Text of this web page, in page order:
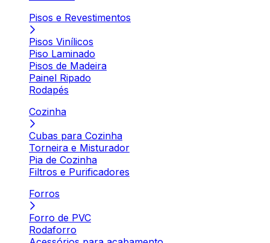
Pisos e Revestimentos
Pisos Vinílicos
Piso Laminado
Pisos de Madeira
Painel Ripado
Rodapés
Cozinha
Cubas para Cozinha
Torneira e Misturador
Pia de Cozinha
Filtros e Purificadores
Forros
Forro de PVC
Rodaforro